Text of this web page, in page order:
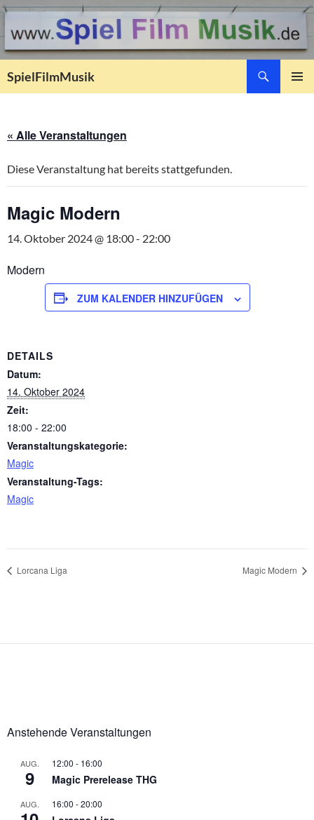
SpielFilmMusik
« Alle Veranstaltungen
Diese Veranstaltung hat bereits stattgefunden.
Magic Modern
14. Oktober 2024 @ 18:00- 22:00
Modern
ZUM KALENDER HINZUFÜGEN
DETAILS
Datum:
14. Oktober 2024
Zeit:
18:00 - 22:00
Veranstaltungskategorie:
Magic
Veranstaltung-Tags:
Magic
Lorcana Liga Magic Modern
Anstehende Veranstaltungen
AUG.
9
12:00 - 16:00
Magic Prerelease THG
AUG. 16:00 -20:00